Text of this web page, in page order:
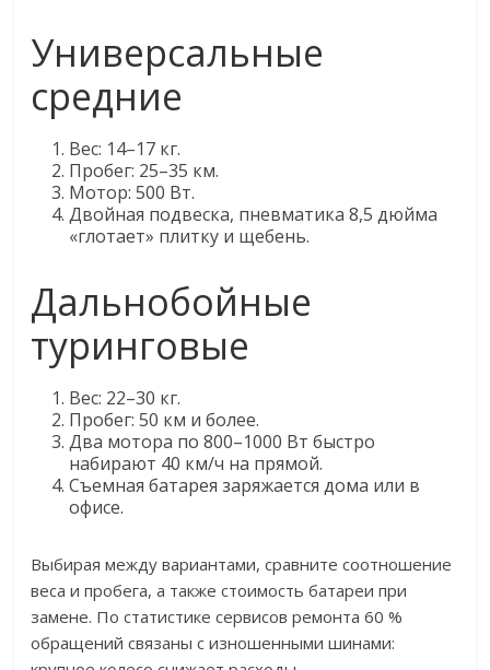
Универсальные
средние
Вес: 14–17 кг.
Пробег: 25–35 км.
Мотор: 500 Вт.
Двойная подвеска, пневматика 8,5 дюйма
«глотает» плитку и щебень.
Дальнобойные
туринговые
Вес: 22–30 кг.
Пробег: 50 км и более.
Два мотора по 800–1000 Вт быстро
набирают 40 км/ч на прямой.
Съемная батарея заряжается дома или в
офисе.
Выбирая между вариантами, сравните соотношение
веса и пробега, а также стоимость батареи при
замене. По статистике сервисов ремонта 60 %
обращений связаны с изношенными шинами: